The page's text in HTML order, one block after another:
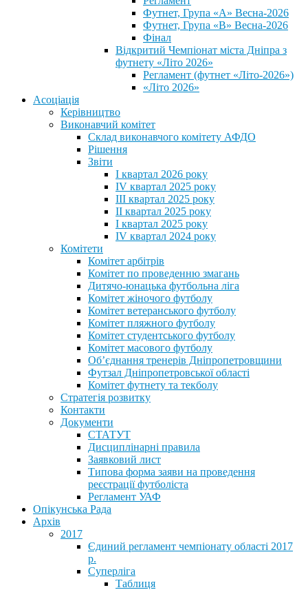
Футнет, Група «А» Весна-2026
Футнет, Група «В» Весна-2026
Фінал
Відкритий Чемпіонат міста Дніпра з
футнету «Літо 2026»
Регламент (футнет «Літо-2026»)
«Літо 2026»
Асоціація
Керівництво
Виконавчий комітет
Склад виконавчого комітету АФДО
Рішення
Звіти
I квартал 2026 року
IV квартал 2025 року
III квартал 2025 року
II квартал 2025 року
I квартал 2025 року
IV квартал 2024 року
Комітети
Комітет арбітрів
Комітет по проведенню змагань
Дитячо-юнацька футбольна ліга
Комітет жіночого футболу
Комітет ветеранського футболу
Комітет пляжного футболу
Комітет студентського футболу
Комітет масового футболу
Обʼєднання тренерів Дніпропетровщини
Футзал Дніпропетровської області
Комітет футнету та текболу
Стратегія розвитку
Контакти
Документи
СТАТУТ
Дисциплінарні правила
Заявковий лист
Типова форма заяви на проведення
реєстрації футболіста
Регламент УАФ
Опікунська Рада
Архів
2017
Єдиний регламент чемпіонату області 2017
р.
Суперліга
Таблиця